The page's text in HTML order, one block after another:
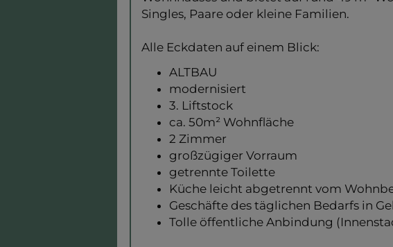
Singles, Paare oder kleine Familien.
Alle Eckdaten auf einem Blick:
ALTBAU
modernisiert
3. Liftstock
ca. 50m² Wohnfläche
2 Zimmer
großzügiger Vorraum
getrennte Toilette
Küche leicht abgetrennt vom
Geschäfte des täglichen Bedarfs in
Tolle öffentliche Anbindung